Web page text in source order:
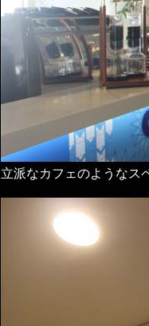
立派なカフェのようなス